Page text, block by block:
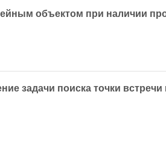
объектом при наличии
задачи поиска точки